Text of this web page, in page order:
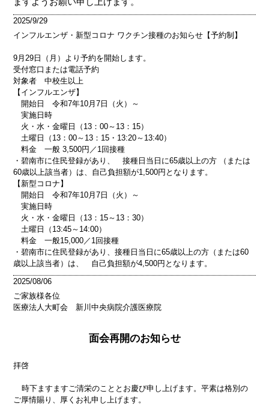
2025/9/29
インフルエンザ・新型コロナ ワクチン接種のお知らせ【予約制】
9月29 日（月）より予約を開始します。
受付窓口または電話予約
対象者 中校生以上
【インフルエンザ】
開始日 令和7年10月7 日（火）～
実施日時
火・水・金曜日（ 13 ：00～ 13 ： 15）
土曜日（ 13 ：00～ 13 ： 15 ・ 13:20～ 13:40）
料金 一般 3,500円／ 1回接種
・碧南市に住民登録があり、 接種日当日に65歳以上の方 （または
60歳以上該当者）は、自己負担額が1,500円となります。
【新型コロナ】
開始日 令和7年10月7 日（火）～
実施日時
火・水・金曜日（ 13 ： 15～ 13 ：30）
土曜日（ 13:45～ 14:00）
料金 一般15,000／ 1回接種
・碧南市に住民登録があり、接種日当日に65歳以上の方（または60
歳以上該当者）は、 自己負担額が4,500円となります。
2025/08/06
ご家族様各位
医療法人大町会 新川中央病院介護医療院
面会再開のお知らせ
拝啓
時下ますますご清栄のこととお慶び申し上げます。平素は格別の
ご厚情賜り、厚くお礼申し上げます。